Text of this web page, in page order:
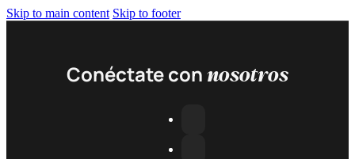
Skip to main content Skip to footer
Conéctate connosotros